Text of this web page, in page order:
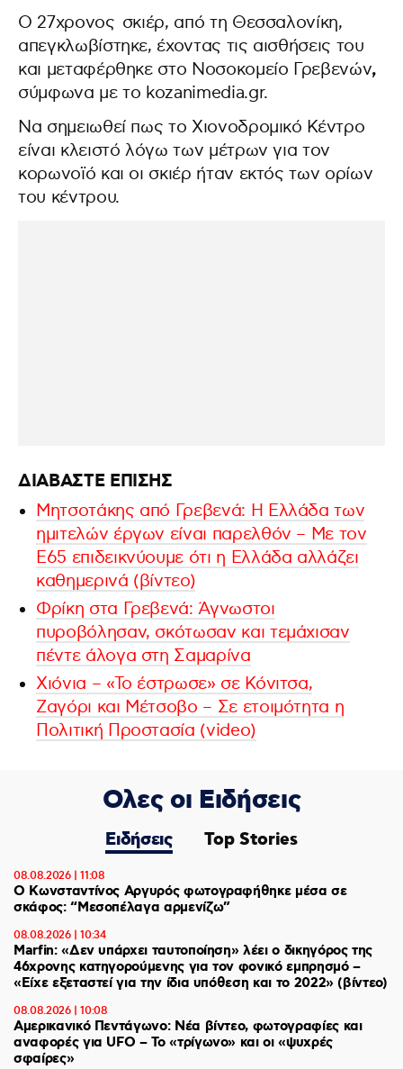
Ο 27χρονος σκιέρ, από τη Θεσσαλονίκη,
απεγκλωβίστηκε, έχοντας τις αισθήσεις του
και μεταφέρθηκε στο Νοσοκομείο Γρεβενών,
σύμφωνα με το kozanimedia.gr.
Nα σημειωθεί πως το Χιονοδρομικό Κέντρο
είναι κλειστό λόγω των μέτρων για τον
κορωνοϊό και οι σκιέρ ήταν εκτός των ορίων
του κέντρου.
ΔΙΑΒΑΣΤΕ ΕΠΙΣΗΣ
Μητσοτάκης από Γρεβενά: Η Ελλάδα των
ημιτελών έργων είναι παρελθόν – Με τον
Ε65 επιδεικνύουμε ότι η Ελλάδα αλλάζει
καθημερινά (βίντεο)
Φρίκη στα Γρεβενά: Άγνωστοι
πυροβόλησαν, σκότωσαν και τεμάχισαν
πέντε άλογα στη Σαμαρίνα
Χιόνια – «Το έστρωσε» σε Κόνιτσα,
Ζαγόρι και Μέτσοβο – Σε ετοιμότητα η
Πολιτική Προστασία (video)
Ολες οι Ειδήσεις
Ειδήσεις Top Stories
08.08.2026 | 11:08
Ο Κωνσταντίνος Αργυρός φωτογραφήθηκε μέσα σε
σκάφος: “Μεσοπέλαγα αρμενίζω”
08.08.2026 | 10:34
Marfin: «Δεν υπάρχει ταυτοποίηση» λέει ο δικηγόρος της
46χρονης κατηγορούμενης για τον φονικό εμπρησμό –
«Είχε εξεταστεί για την ίδια υπόθεση και το 2022» (βίντεο)
08.08.2026 | 10:08
Αμερικανικό Πεντάγωνο: Νέα βίντεο, φωτογραφίες και
αναφορές για UFO – Το «τρίγωνο» και οι «ψυχρές
σφαίρες»